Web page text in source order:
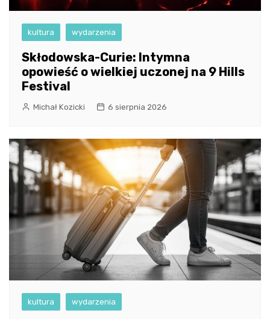
kultura wydarzenia
Skłodowska-Curie: Intymna
opowieść o wielkiej uczonej na 9 Hills
Festival
Michał Kozicki 6 sierpnia 2026
kultura wydarzenia